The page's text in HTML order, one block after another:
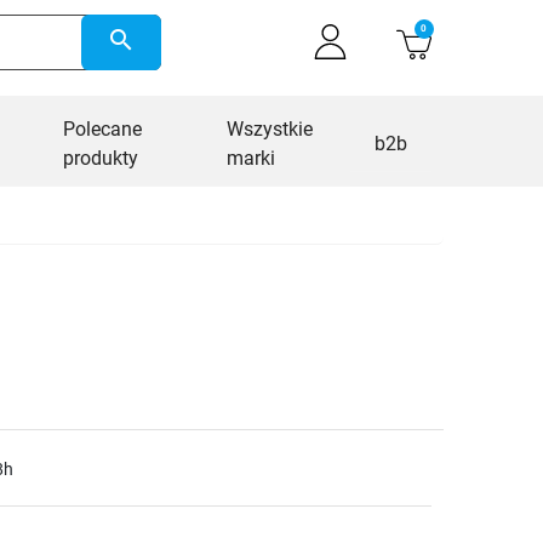
search 0
Polecane
produkty
Wszystkie
marki
b2b